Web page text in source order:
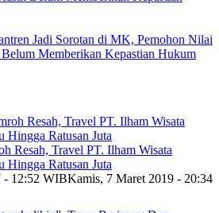
Jadi Sorotan di MK, Pemohon Nilai
Memberikan Kepastian Hukum
Resah, Travel PT. Ilham Wisata
Hingga Ratusan Juta
- 12:52 WIBKamis, 7 Maret 2019 - 20:34